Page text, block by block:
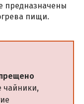
предназначены
пищи.
чайники,